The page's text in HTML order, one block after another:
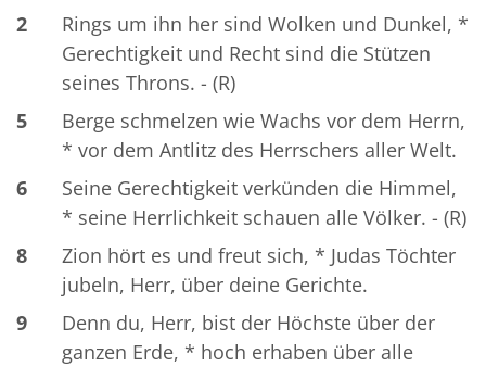
2
Rings um ihn her sind Wolken und Dunkel, *
Gerechtigkeit und Recht sind die Stützen
seines Throns. - (R)
5
Berge schmelzen wie Wachs vor dem Herrn,
* vor dem Antlitz des Herrschers aller Welt.
6
Seine Gerechtigkeit verkünden die Himmel,
* seine Herrlichkeit schauen alle Völker. - (R)
8
Zion hört es und freut sich, * Judas Töchter
jubeln, Herr, über deine Gerichte.
9
Denn du, Herr, bist der Höchste über der
ganzen Erde, * hoch erhaben über alle